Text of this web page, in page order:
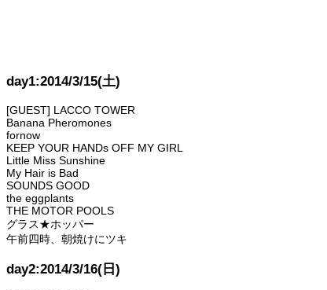
day1:2014/3/15(土)
[GUEST] LACCO TOWER
Banana Pheromones
fornow
KEEP YOUR HANDs OFF MY GIRL
Little Miss Sunshine
My Hair is Bad
SOUNDS GOOD
the eggplants
THE MOTOR POOLS
グラス★ホッパー
午前四時、朝焼けにツキ
day2:2014/3/16(日)